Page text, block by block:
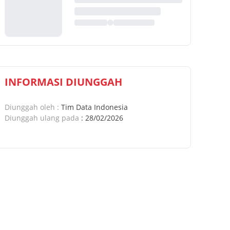
INFORMASI DIUNGGAH
Diunggah oleh : Tim Data Indonesia
Diunggah ulang pada : 28/02/2026